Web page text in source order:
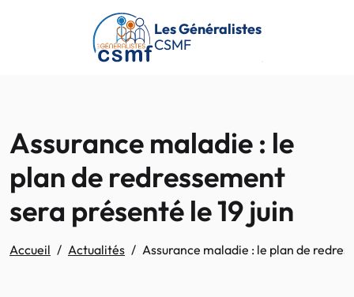
Passer au contenu principal
Les Généralistes
CSMF
Assurance maladie : le
plan de redressement
sera présenté le 19 juin
Accueil Actualités Assurance maladie : le plan de